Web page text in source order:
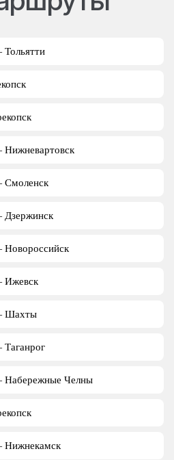
Нижневартовск
Смоленск
Дзержинск
Новороссийск
Ижевск
Шахты
Набережные Челны
Нижнекамск